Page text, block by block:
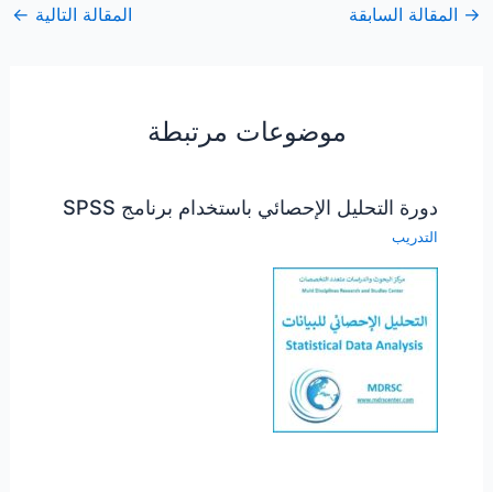
→ المقالة السابقة المقالة التالية ←
موضوعات مرتبطة
دورة التحليل الإحصائي باستخدام برنامج SPSS
التدريب